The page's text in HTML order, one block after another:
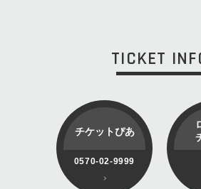
TICKET
チケットぴあ
0570-02-9999